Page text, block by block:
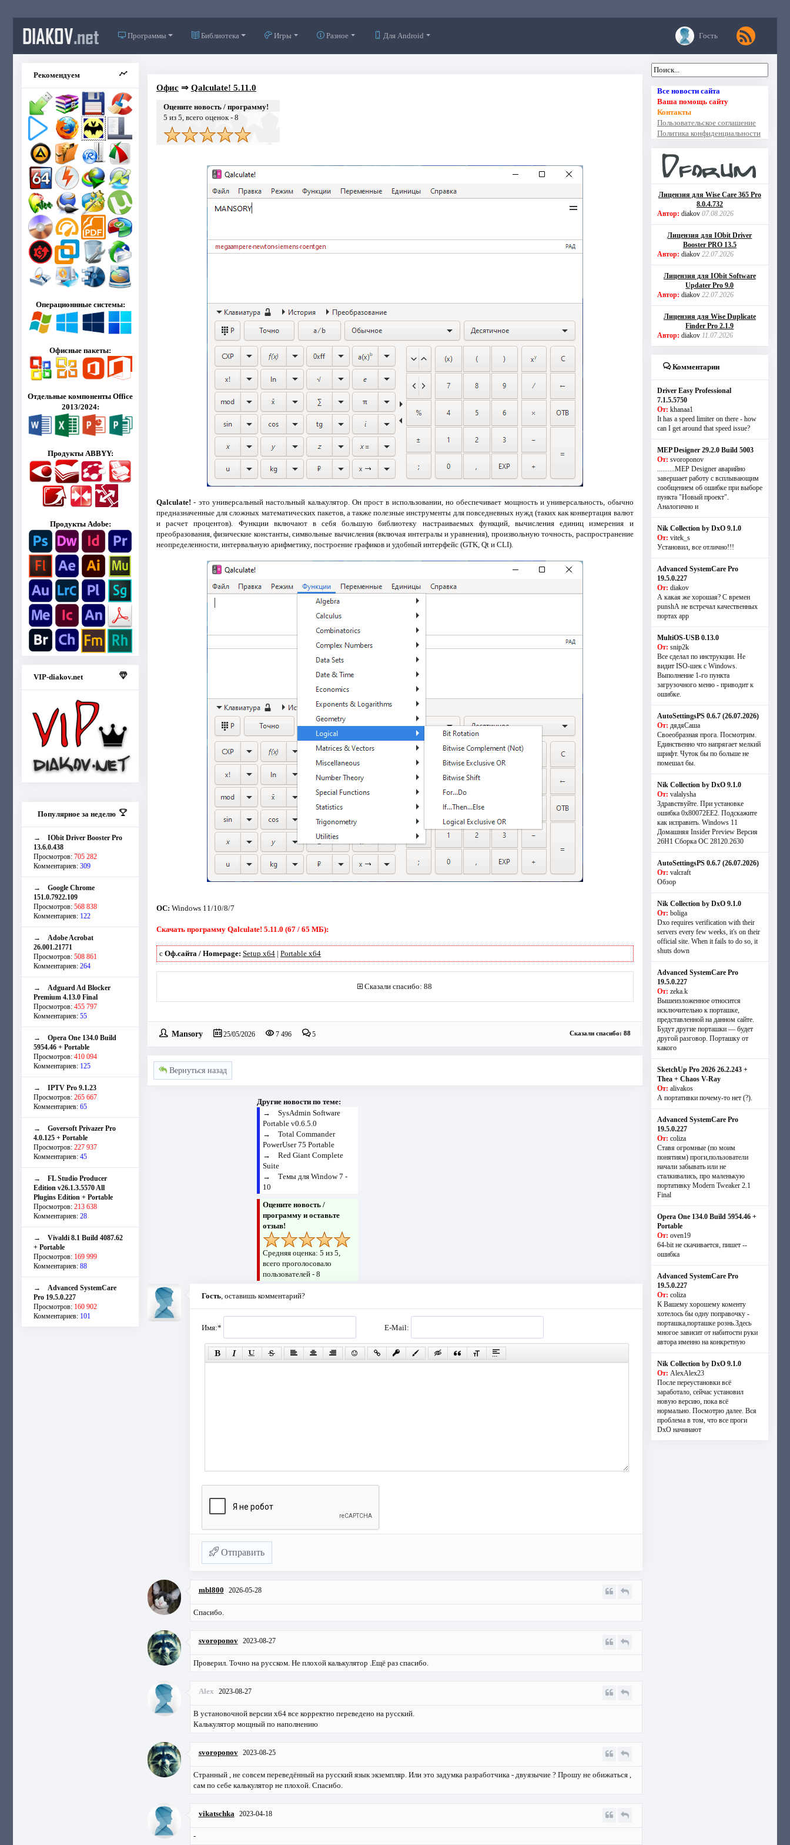
DIAKOV.net Программы Библиотека Игры Разное Для Android Гость
Рекомендуем
Операционнные системы:
Офисные пакеты:
Отдельные компоненты Office
2013/2024:
Продукты ABBYY:
Продукты Adobe:
VIP-diakov.net
Популярное за неделю
→ IObit Driver Booster Pro
13.6.0.438
Просмотров: 705 282
Комментариев: 309
→ Google Chrome
151.0.7922.109
Просмотров: 568 838
Комментариев: 122
→ Adobe Acrobat
26.001.21771
Просмотров: 508 861
Комментариев: 264
→ Adguard Ad Blocker
Premium 4.13.0 Final
Просмотров: 455 797
Комментариев: 55
→ Opera One 134.0 Build
5954.46 + Portable
Просмотров: 410 094
Комментариев: 125
→ IPTV Pro 9.1.23
Просмотров: 265 667
Комментариев: 65
→ Goversoft Privazer Pro
4.0.125 + Portable
Просмотров: 227 937
Комментариев: 45
→ FL Studio Producer
Edition v26.1.3.5570 All
Plugins Edition + Portable
Просмотров: 213 638
Комментариев: 28
→ Vivaldi 8.1 Build 4087.62
+ Portable
Просмотров: 169 999
Комментариев: 88
→ Advanced SystemCare
Pro 19.5.0.227
Просмотров: 160 902
Комментариев: 101
Офис⇒ Qalculate! 5.11.0
Оцените новость / программу!
5 из 5, всего оценок - 8
Qalculate! - это универсальный настольный калькулятор. Он прост в использовании, но обеспечивает мощность и универсальность, обычно
предназначенные для сложных математических пакетов, а также полезные инструменты для повседневных нужд (таких как конвертация валют
и расчет процентов). Функции включают в себя большую библиотеку настраиваемых функций, вычисления единиц измерения и
преобразования, физические константы, символьные вычисления (включая интегралы и уравнения), произвольную точность, распространение
неопределенности, интервальную арифметику, построение графиков и удобный интерфейс (GTK, Qt и CLI).
ОС: Windows 11/10/8/7
Скачать программу Qalculate! 5.11.0 (67 / 65 МБ):
с Оф.сайта / Homepage: Setup x64| Portable x64
Сказали спасибо: 88
Mansory 25/05/2026 7 496 5 Сказали спасибо: 88
Вернуться назад
Другие новости по теме:
→ SysAdmin Software
Portable v0.6.5.0
→ Total Commander
PowerUser 75 Portable
→ Red Giant Complete
Suite
→ Темы для Window 7 -
10
Оцените новость /
программу и оставьте
отзыв!
Средняя оценка: 5 из 5,
всего проголосовало
пользователей - 8
Гость, оставишь комментарий?
Имя:* E-Mail:
Отправить
mbl800 2026-05-28
Спасибо.
svoroponov 2023-08-27
Проверил. Точно на русском. Не плохой калькулятор .Ещё раз спасибо.
Alex 2023-08-27
В установочной версии х64 все корректно переведено на русский.
Калькулятор мощный по наполнению
svoroponov 2023-08-25
Странный , не совсем переведённый на русский язык экземпляр. Или это задумка разработчика - двуязычие ? Прошу не обижаться ,
сам по себе калькулятор не плохой. Спасибо.
vikatschka 2023-04-18
-
Все новости сайта
Ваша помощь сайту
Контакты
Пользовательское соглашение
Политика конфиденциальности
Лицензия для Wise Care 365 Pro
8.0.4.732
Автор: diakov 07.08.2026
Лицензия для IObit Driver
Booster PRO 13.5
Автор: diakov 22.07.2026
Лицензия для IObit Software
Updater Pro 9.0
Автор: diakov 22.07.2026
Лицензия для Wise Duplicate
Finder Pro 2.1.9
Автор: diakov 11.07.2026
Комментарии
Driver Easy Professional
7.1.5.5750
От: khanaa1
It has a speed limiter on there - how
can I get around that speed issue?
MEP Designer 29.2.0 Build 5003
От: svoroponov
..........MEP Designer аварийно
завершает работу с всплывающим
сообщением об ошибке при выборе
пункта "Новый проект".
Аналогично и
Nik Collection by DxO 9.1.0
От: vitek_s
Установил, все отлично!!!
Advanced SystemCare Pro
19.5.0.227
От: diakov
А какая же хорошая? С времен
punshА не встречал качественных
портах app
MultiOS-USB 0.13.0
От: snip2k
Все сделал по инструкции. Не
видит ISO-шек с Windows.
Выполнение 1-го пункта
загрузочного меню - приводит к
ошибке.
AutoSettingsPS 0.6.7 (26.07.2026)
От: дядяСаша
Своеобразная прога. Посмотрим.
Единственно что напрягает мелкий
шрифт. Чуток бы по больше не
помешал бы.
Nik Collection by DxO 9.1.0
От: valalysha
Здравствуйте. При установке
ошибка 0х80072EE2. Подскажите
как исправить. Windows 11
Домашняя Insider Preview Версия
26H1 Сборка ОС 28120.2630
AutoSettingsPS 0.6.7 (26.07.2026)
От: valcraft
Обзор
Nik Collection by DxO 9.1.0
От: boliga
Dxo requires verification with their
servers every few weeks, it's on their
official site. When it fails to do so, it
shuts down
Advanced SystemCare Pro
19.5.0.227
От: zeka.k
Вышеизложенное относится
исключительно к порташке,
представленной на данном сайте.
Будут другие порташки — будет
другой разговор. Порташку от
какого
SketchUp Pro 2026 26.2.243 +
Thea + Chaos V-Ray
От: alivakos
А портативки почему-то нет (?).
Advanced SystemCare Pro
19.5.0.227
От: coliza
Ставя огромные (по моим
понятиям) проги,пользователи
начали забывать или не
сталкивались, про маленькую
портативку Modern Tweaker 2.1
Final
Opera One 134.0 Build 5954.46 +
Portable
От: oven19
64-bit не скачивается, пишет --
ошибка
Advanced SystemCare Pro
19.5.0.227
От: coliza
К Вашему хорошему коменту
хотелось бы одну поправочку -
порташка,порташке рознь.Здесь
многое зависит от набитости руки
автора именно на конкретную
Nik Collection by DxO 9.1.0
От: AlexAlex23
После переустановки всё
заработало, сейчас установил
новую версию, пока всё
нормально. Посмотрю далее. Вся
проблема в том, что все проги
DxO начинают